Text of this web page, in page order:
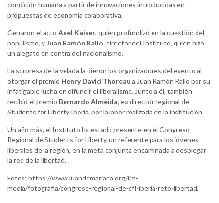
condición humana a partir de innovaciones introducidas en
propuestas de economía colaborativa.
Cerraron el acto Axel Kaiser, quien profundizó en la cuestión del
populismo, yJuan Ramón Rallo, director del Instituto, quien hizo
un alegato en contra del nacionalismo.
La sorpresa de la velada la dieron los organizadores del evento al
otorgar el premio Henry David Thoreau a Juan Ramón Rallo por su
infatigable lucha en difundir el liberalismo. Junto a él, también
recibió el premio Bernardo Almeida, ex director regional de
Students for Liberty Iberia, por la labor realizada en la institución.
Un año más, el Instituto ha estado presente en el Congreso
Regional de Students for Liberty, un referente para los jóvenes
liberales de la región, en la meta conjunta encaminada a desplegar
la red de la libertad.
Fotos: https://www.juandemariana.org/ijm-
media/fotografia/congreso-regional-de-sfl-iberia-reto-libertad.